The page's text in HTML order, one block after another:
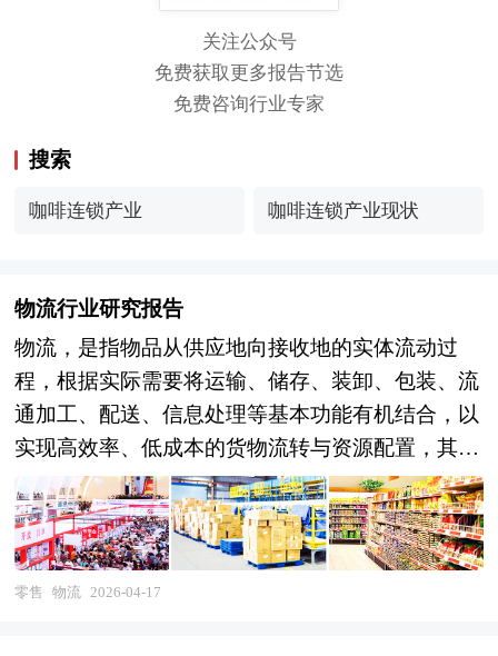
关注公众号
免费获取更多报告节选
免费咨询行业专家
搜索
咖啡连锁产业 咖啡连锁产业现状
物流行业研究报告
物流，是指物品从供应地向接收地的实体流动过
程，根据实际需要将运输、储存、装卸、包装、流
通加工、配送、信息处理等基本功能有机结合，以
实现高效率、低成本的货物流转与资源配置，其核
心功能在于无缝连接生产、分配、流通与消费环
节。 在全球产业链加速重构、地缘政治不确定性
加剧以及极端气候事件频发的背景下，物流业的核
心价值正从单纯的“规模效率”转向“韧性、灵活性
零售 物流 2026-04-17